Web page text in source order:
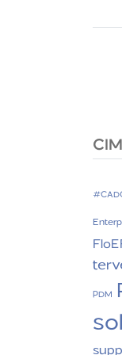
PDM